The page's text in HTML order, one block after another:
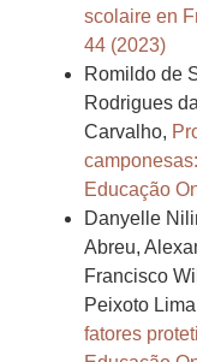
scolaire en
44 (2023)
Romildo de
Rodrigues
Carvalho,
Educação
Danyelle
Abreu,
Francisco
Peixoto
fatores